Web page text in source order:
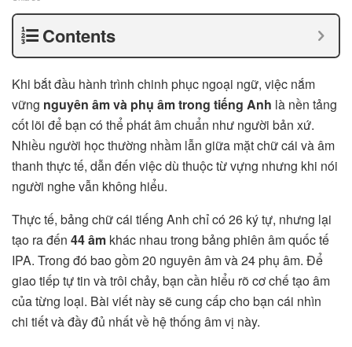
Contents
Khi bắt đầu hành trình chinh phục ngoại ngữ, việc nắm
vững nguyên âm và phụ âm trong tiếng Anh là nền tảng
cốt lõi để bạn có thể phát âm chuẩn như người bản xứ.
Nhiều người học thường nhầm lẫn giữa mặt chữ cái và âm
thanh thực tế, dẫn đến việc dù thuộc từ vựng nhưng khi nói
người nghe vẫn không hiểu.
Thực tế, bảng chữ cái tiếng Anh chỉ có 26 ký tự, nhưng lại
tạo ra đến 44 âm khác nhau trong bảng phiên âm quốc tế
IPA. Trong đó bao gồm 20 nguyên âm và 24 phụ âm. Để
giao tiếp tự tin và trôi chảy, bạn cần hiểu rõ cơ chế tạo âm
của từng loại. Bài viết này sẽ cung cấp cho bạn cái nhìn
chi tiết và đầy đủ nhất về hệ thống âm vị này.